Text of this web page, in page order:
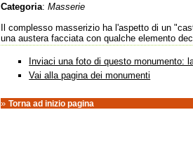
Categoria:Masserie
Il complesso masserizio ha l'aspetto di un
una austera facciata con qualche elemento
Inviaci una foto di questo monumento:
Vai alla pagina dei monumenti
»Torna ad inizio pagina